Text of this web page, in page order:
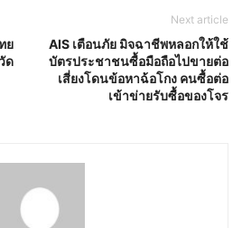
ย
ด
Next article
AIS เตือนภัย มิจฉาชีพหลอกให้ใช้
บัตรประชาชนซื้อมือถือไปขายต่อ
เสี่ยงโดนข้อหาฉ้อโกง คนซื้อต่อ
เข้าข่ายรับซื้อของโจร